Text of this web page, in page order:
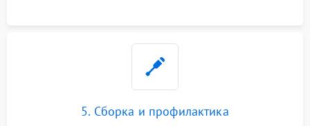
5. Сборка и профилактика